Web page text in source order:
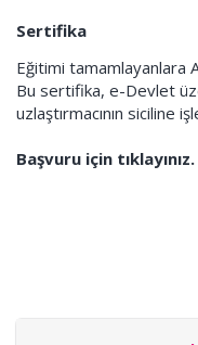
Sertifika
Eğitimi tamamlayanlara
Bu sertifika, e-Devlet
uzlaştırmacının siciline
Başvuru için tıklayınız.